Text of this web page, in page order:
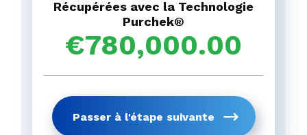
Récupérées avec la Technologie
Purchek®
€780,000.00
Passer à l'étape suivante
Obtenez votre